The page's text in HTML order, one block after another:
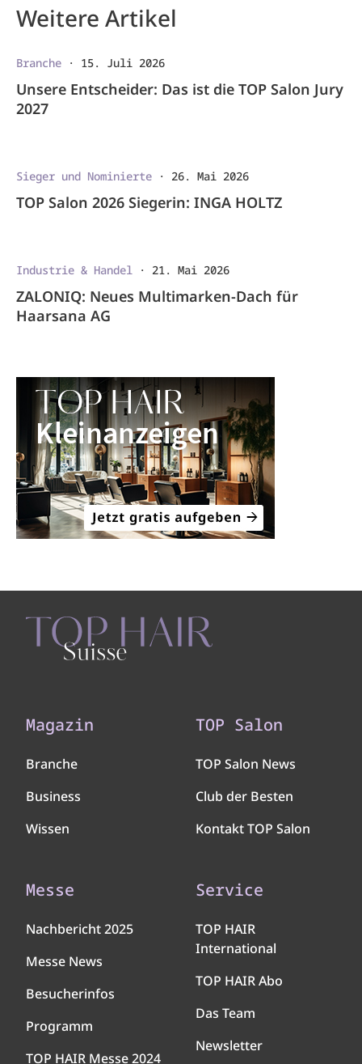
Weitere Artikel
Branche · 15. Juli 2026
Unsere Entscheider: Das ist die TOP Salon Jury
2027
Sieger und Nominierte · 26. Mai 2026
TOP Salon 2026 Siegerin: INGA HOLTZ
Industrie & Handel · 21. Mai 2026
ZALONIQ: Neues Multimarken-Dach für
Haarsana AG
Magazin
Branche
Business
Wissen
TOP Salon
TOP Salon News
Club der Besten
Kontakt TOP Salon
Messe
Nachbericht 2025
Messe News
Besucherinfos
Programm
TOP HAIR Messe 2024
Service
TOP HAIR
International
TOP HAIR Abo
Das Team
Newsletter